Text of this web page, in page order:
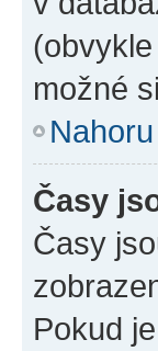
možné
Nahoru
Časy
Časy
Pokud